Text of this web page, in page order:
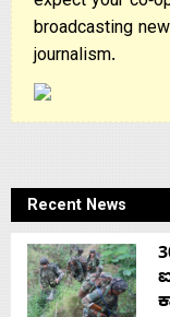
broadcasting
journalism.
Recent News